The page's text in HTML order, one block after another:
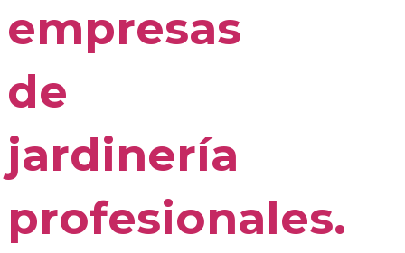
empresas
de
jardinería
profesionales.